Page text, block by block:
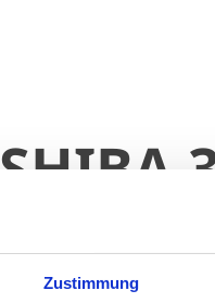
Zustimmung
Welt noch